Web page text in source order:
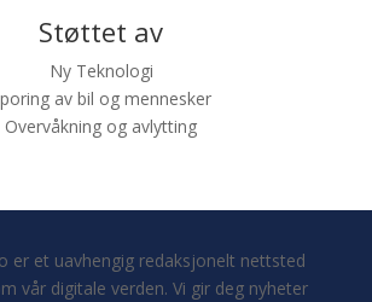
Støttet av
Ny Teknologi
av bil og mennesker
Overvåkning og avlytting
er et uavhengig redaksjonelt nettsted
vår digitale verden. Vi gir deg nyheter